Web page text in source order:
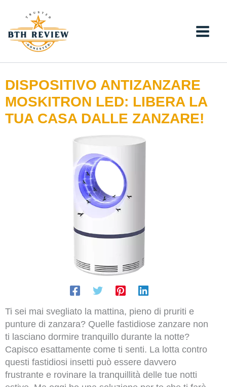
contenuto
DISPOSITIVO ANTIZANZARE
MOSKITRON LED: LIBERA LA
TUA CASA DALLE ZANZARE!
Ti sei mai svegliato la mattina, pieno di pruriti e
punture di zanzara? Quelle fastidiose zanzare non
ti lasciano dormire tranquillo durante la notte?
Capisco esattamente come ti senti. La lotta contro
questi fastidiosi insetti può essere davvero
frustrante e rovinare la tranquillità delle tue notti